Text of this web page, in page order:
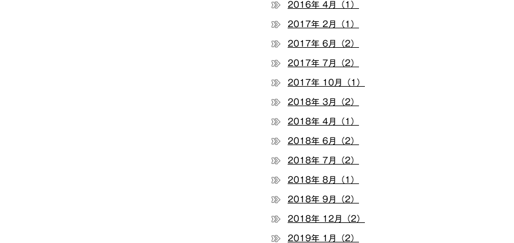
2016年 4月（1）
2017年 2月（1）
2017年 6月（2）
2017年 7月（2）
2017年 10月（1）
2018年 3月（2）
2018年 4月（1）
2018年 6月（2）
2018年 7月（2）
2018年 8月（1）
2018年 9月（2）
2018年 12月（2）
2019年 1月（2）